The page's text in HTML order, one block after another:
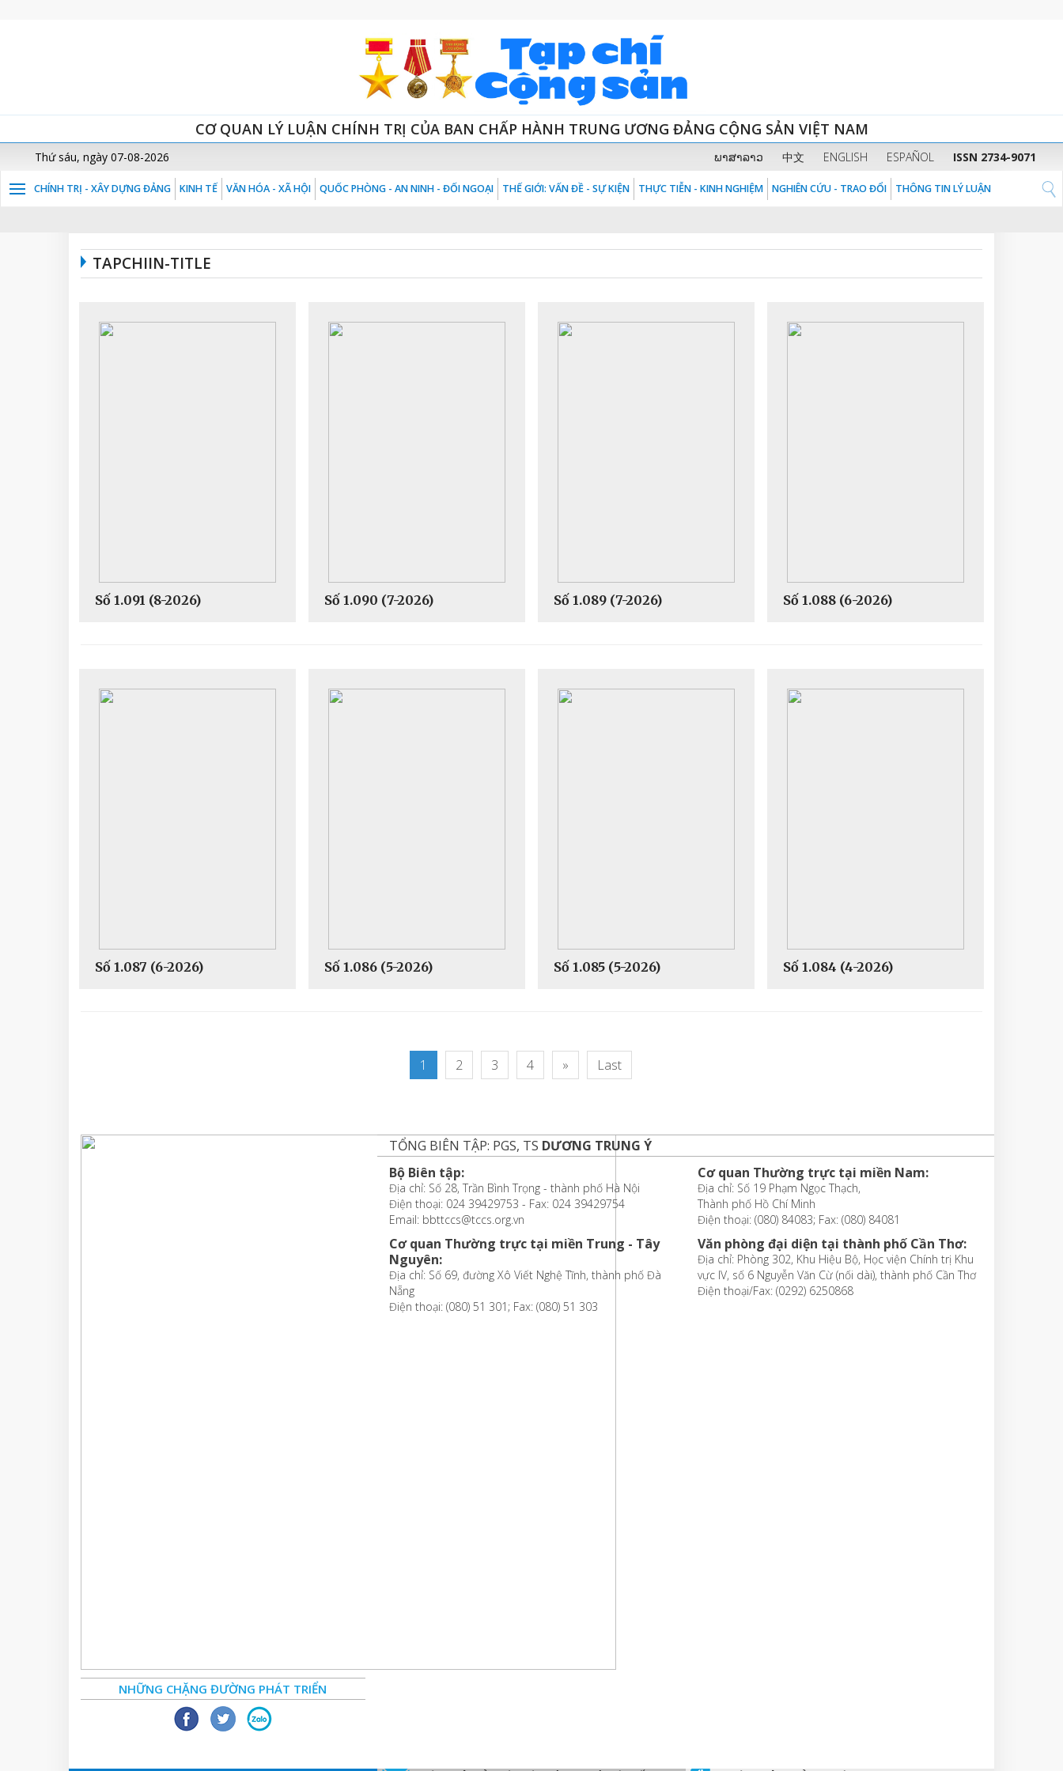
CƠ QUAN LÝ LUẬN CHÍNH TRỊ CỦA BAN CHẤP HÀNH TRUNG ƯƠNG ĐẢNG CỘNG SẢN VIỆT NAM
Thứ sáu, ngày 07-08-2026 ພາສາລາວ 中文 ENGLISH ESPAÑOL ISSN 2734-9071
CHÍNH TRỊ - XÂY DỰNG ĐẢNG KINH TẾ VĂN HÓA - XÃ HỘI QUỐC PHÒNG - AN NINH - ĐỐI NGOẠI THẾ GIỚI: VẤN ĐỀ - SỰ KIỆN THỰC TIỄN - KINH NGHIỆM NGHIÊN CỨU - TRAO ĐỔI THÔNG TIN LÝ LUẬN
TAPCHIIN-TITLE
Số 1.091 (8-2026) Số 1.090 (7-2026) Số 1.089 (7-2026) Số 1.088 (6-2026)
Số 1.087 (6-2026) Số 1.086 (5-2026) Số 1.085 (5-2026) Số 1.084 (4-2026)
1 2 3 4 » Last
NHỮNG CHẶNG ĐƯỜNG PHÁT TRIỂN
TỔNG BIÊN TẬP: PGS, TS DƯƠNG TRUNG Ý
Bộ Biên tập:
Địa chỉ: Số 28, Trần Bình Trọng - thành phố Hà Nội
Điện thoại: 024 39429753 - Fax: 024 39429754
Email: bbttccs@tccs.org.vn
Cơ quan Thường trực tại miền Trung - Tây
Nguyên:
Địa chỉ: Số 69, đường Xô Viết Nghệ Tĩnh, thành phố Đà
Nẵng
Điện thoại: (080) 51 301; Fax: (080) 51 303
Cơ quan Thường trực tại miền Nam:
Địa chỉ: Số 19 Phạm Ngọc Thạch,
Thành phố Hồ Chí Minh
Điện thoại: (080) 84083; Fax: (080) 84081
Văn phòng đại diện tại thành phố Cần Thơ:
Địa chỉ: Phòng 302, Khu Hiệu Bộ, Học viện Chính trị Khu
vực IV, số 6 Nguyễn Văn Cừ (nối dài), thành phố Cần Thơ
Điện thoại/Fax: (0292) 6250868